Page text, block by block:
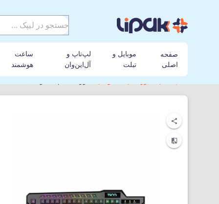
صفحه
اصلی
موبایل و
تبلت
لپ‌تاپ و
آل‌این‌وان
ساعت
هوشمند